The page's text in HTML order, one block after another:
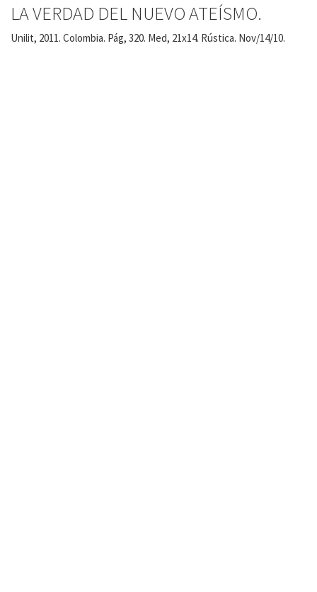
LA VERDAD DEL NUEVO ATEÍSMO.
Unilit, 2011. Colombia. Pág, 320. Med, 21x14. Rústica. Nov/14/10.